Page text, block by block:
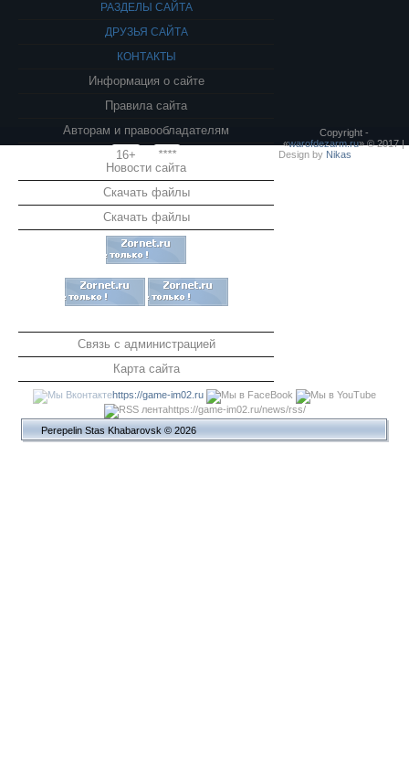
РАЗДЕЛЫ САЙТА
ДРУЗЬЯ САЙТА
КОНТАКТЫ
Информация о сайте
Правила сайта
Авторам и правообладателям
16+
****
Новости сайта
Скачать файлы
Скачать файлы
Связь с администрацией
Карта сайта
Copyright -
«warofdezarm.ru» © 2017 |
Design by Nikas
https://game-im02.ru
https://game-im02.ru/news/rss/
Perepelin Stas Khabarovsk © 2026